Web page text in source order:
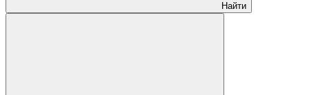
Найти